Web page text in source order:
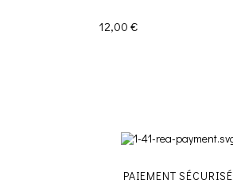
Prix
12,00 €
PAIEMENT SÉCURISÉ